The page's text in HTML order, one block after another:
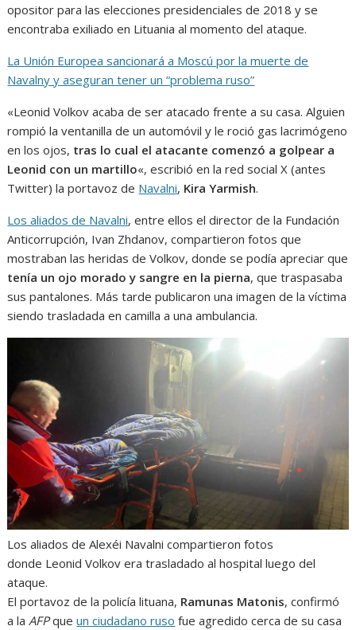
opositor para las elecciones presidenciales de 2018 y se
encontraba exiliado en Lituania al momento del ataque.
La Unión Europea sancionará a Moscú por la muerte de
Navalny y aseguran tener un “problema ruso”
«Leonid Volkov acaba de ser atacado frente a su casa. Alguien
rompió la ventanilla de un automóvil y le roció gas lacrimógeno
en los ojos, tras lo cual el atacante comenzó a golpear a
Leonid con un martillo«, escribió en la red social X (antes
Twitter) la portavoz de Navalni, Kira Yarmish.
Los aliados de Navalni, entre ellos el director de la Fundación
Anticorrupción, Ivan Zhdanov, compartieron fotos que
mostraban las heridas de Volkov, donde se podía apreciar que
tenía un ojo morado y sangre en la pierna, que traspasaba
sus pantalones. Más tarde publicaron una imagen de la víctima
siendo trasladada en camilla a una ambulancia.
Los aliados de Alexéi Navalni compartieron fotos
donde Leonid Volkov era trasladado al hospital luego del
ataque.
El portavoz de la policía lituana, Ramunas Matonis, confirmó
a la AFPqueun ciudadano ruso fue agredido cerca de su casa